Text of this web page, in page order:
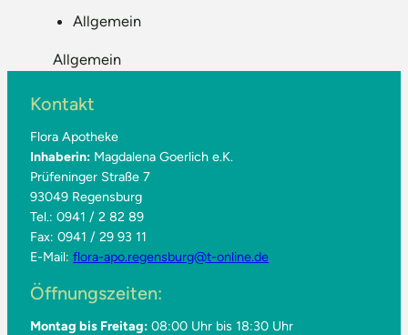
Allgemein
Allgemein
Kontakt
Flora Apotheke
Inhaberin: Magdalena Goerlich e.K.
Prüfeninger Straße 7
93049 Regensburg
Tel.: 0941 / 2 82 89
Fax: 0941 / 29 93 11
E-Mail:flora-apo.regensburg@t-online.de
Öffnungszeiten:
Montag bis Freitag: 08:00 Uhr bis 18:30 Uhr